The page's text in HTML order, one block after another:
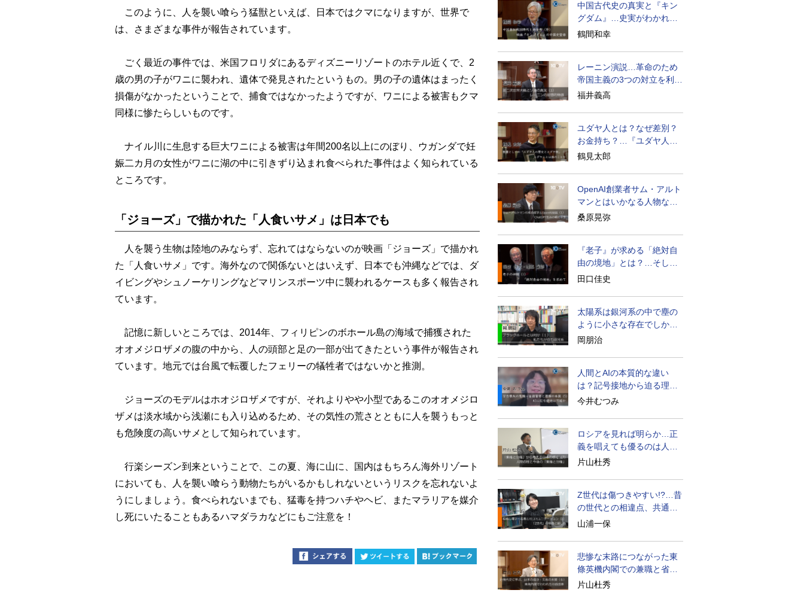
このように、人を襲い喰らう猛獣といえば、日本ではクマになりますが、世界で
は、さまざまな事件が報告されています。
ごく最近の事件では、米国フロリダにあるディズニーリゾートのホテル近くで、2
歳の男の子がワニに襲われ、遺体で発見されたというもの。男の子の遺体はまったく
損傷がなかったということで、捕食ではなかったようですが、ワニによる被害もクマ
同様に惨たらしいものです。
ナイル川に生息する巨大ワニによる被害は年間200名以上にのぼり、ウガンダで妊
娠二カ月の女性がワニに湖の中に引きずり込まれ食べられた事件はよく知られている
ところです。
「ジョーズ」で描かれた「人食いサメ」は日本でも
人を襲う生物は陸地のみならず、忘れてはならないのが映画「ジョーズ」で描かれ
た「人食いサメ」です。海外なので関係ないとはいえず、日本でも沖縄などでは、ダ
イビングやシュノーケリングなどマリンスポーツ中に襲われるケースも多く報告され
ています。
記憶に新しいところでは、2014年、フィリピンのボホール島の海域で捕獲された
オオメジロザメの腹の中から、人の頭部と足の一部が出てきたという事件が報告され
ています。地元では台風で転覆したフェリーの犠牲者ではないかと推測。
ジョーズのモデルはホオジロザメですが、それよりやや小型であるこのオオメジロ
ザメは淡水域から浅瀬にも入り込めるため、その気性の荒さとともに人を襲うもっと
も危険度の高いサメとして知られています。
行楽シーズン到来ということで、この夏、海に山に、国内はもちろん海外リゾート
においても、人を襲い喰らう動物たちがいるかもしれないというリスクを忘れないよ
うにしましょう。食べられないまでも、猛毒を持つハチやヘビ、またマラリアを媒介
し死にいたることもあるハマダラカなどにもご注意を！
中国古代史の真実と『キン
グダム』…史実がわかれば
物語はもっと面白い
鶴間和幸
レーニン演説…革命のため
帝国主義の3つの対立を利用
せよ
福井義高
ユダヤ人とは？なぜ差別？
お金持ち？…『ユダヤ人の
歴史』に学ぶ
鶴見太郎
OpenAI創業者サム・アルト
マンとはいかなる人物なの
か
桑原晃弥
『老子』が求める「絶対自
由の境地」とは？…そして
創造長寿へ
田口佳史
太陽系は銀河系の中で塵の
ように小さな存在でしかな
い
岡朋治
人間とAIの本質的な違い
は？記号接地から迫る理解
の本質
今井むつみ
ロシアを見れば明らか…正
義を唱えても優るのは人間
の性
片山杜秀
Z世代は傷つきやすい!?…昔
の世代との相違点、共通点
とは
山浦一保
悲惨な末路につながった東
條英機内閣での兼職と省庁
再編
片山杜秀